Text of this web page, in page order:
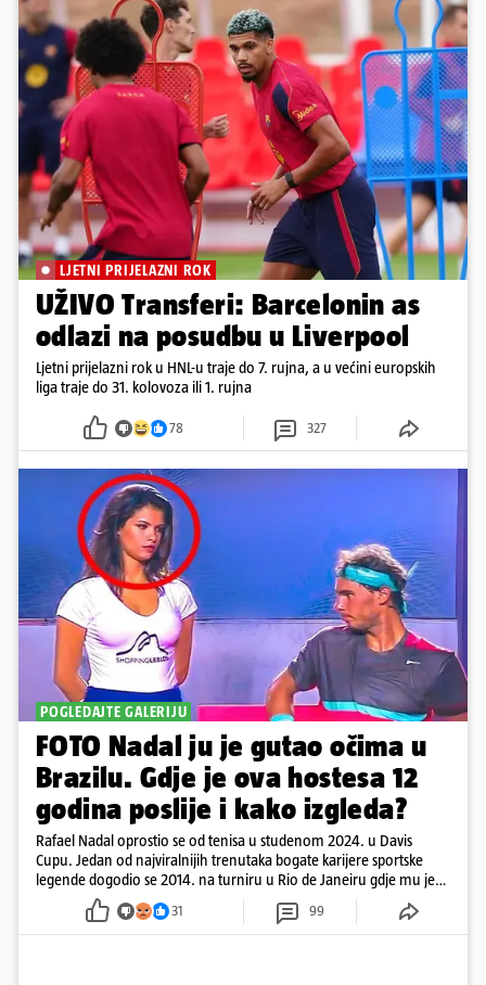
LJETNI PRIJELAZNI ROK
UŽIVO Transferi: Barcelonin as
odlazi na posudbu u Liverpool
Ljetni prijelazni rok u HNL-u traje do 7. rujna, a u većini europskih
liga traje do 31. kolovoza ili 1. rujna
78 327
POGLEDAJTE GALERIJU
FOTO Nadal ju je gutao očima u
Brazilu. Gdje je ova hostesa 12
godina poslije i kako izgleda?
Rafael Nadal oprostio se od tenisa u studenom 2024. u Davis
Cupu. Jedan od najviralnijih trenutaka bogate karijere sportske
legende dogodio se 2014. na turniru u Rio de Janeiru gdje mu je
pažnju odvlačila ljepotica iza klupe
31 99